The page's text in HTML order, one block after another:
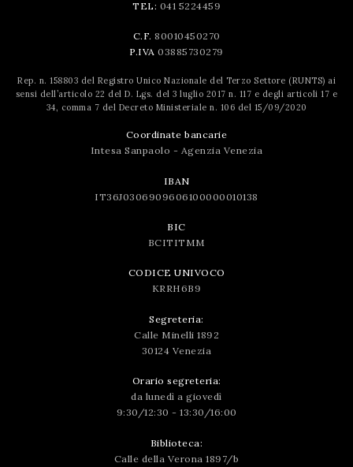
TEL: 041 5224459
C.F. 80010450270
P.IVA 03885730279
Rep. n. 158803 del Registro Unico Nazionale del Terzo Settore (RUNTS) ai
sensi dell’articolo 22 del D. Lgs. del 3 luglio 2017 n. 117 e degli articoli 17 e
34, comma 7 del Decreto Ministeriale n. 106 del 15/09/2020
Coordinate bancarie
Intesa Sanpaolo - Agenzia Venezia
IBAN
IT36J0306909606100000010138
BIC
BCITITMM
CODICE UNIVOCO
KRRH6B9
Segreteria:
Calle Minelli 1892
30124 Venezia
Orario segreteria:
da lunedì a giovedì
9:30/12:30 - 13:30/16:00
Biblioteca:
Calle della Verona 1897/b